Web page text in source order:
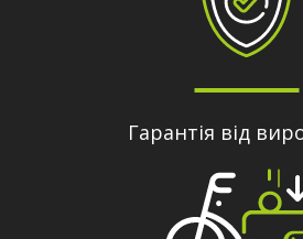
Гарантія від